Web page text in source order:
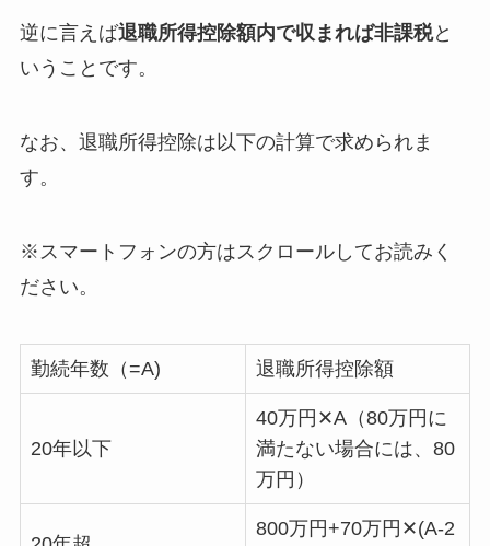
逆に言えば退職所得控除額内で収まれば非課税と
いうことです。
なお、退職所得控除は以下の計算で求められま
す。
※スマートフォンの方はスクロールしてお読みく
ださい。
勤続年数（=A) 退職所得控除額
20年以下
40万円✕A（80万円に
満たない場合には、80
万円）
800万円+70万円✕(A-2